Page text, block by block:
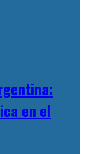
en el